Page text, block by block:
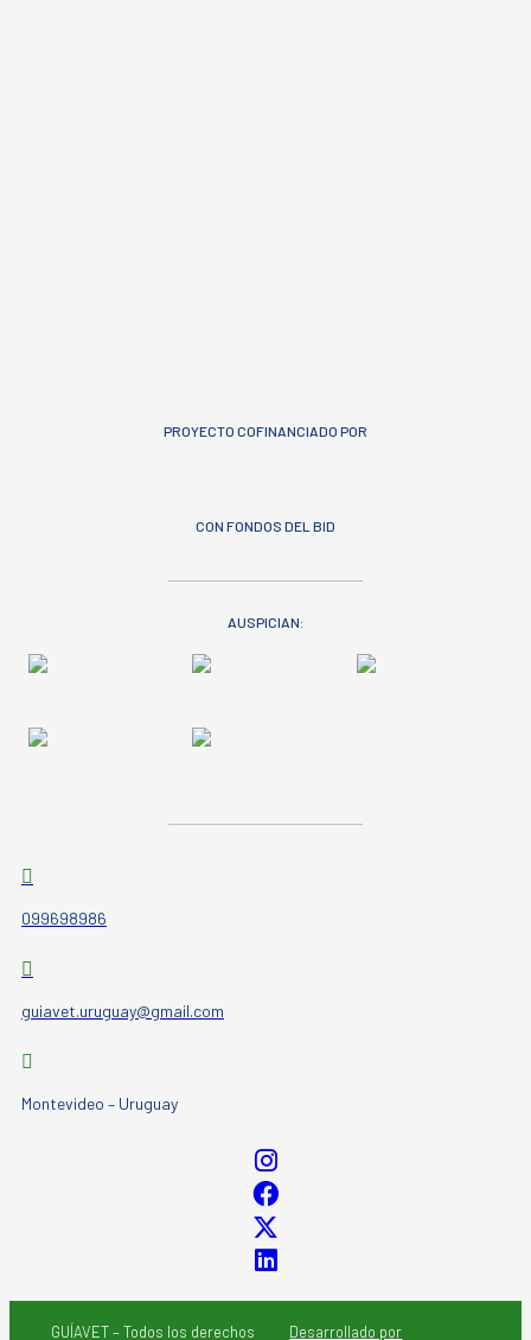
PROYECTO COFINANCIADO POR
CON FONDOS DEL BID
AUSPICIAN:
099698986
guiavet.uruguay@gmail.com
Montevideo – Uruguay
GUÍAVET – Todos los derechos Desarrollado por